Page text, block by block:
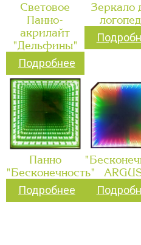
Световое
Панно-
акрилайт
"Дельфины"
Подробнее
Зеркало
Панно
"Бесконечность"
Подробнее